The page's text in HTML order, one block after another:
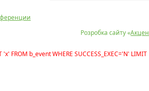
Розробка сайту «
FROM b_event WHERE SUCCESS_EXEC='N' LIMIT